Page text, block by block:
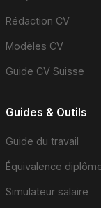
Rédaction CV
Modèles CV
Guide CV Suisse
Guides & Outils
Guide du travail
Équivalence
Simulateur salaire